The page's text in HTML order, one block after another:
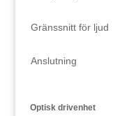
Gränssnitt för ljud
Anslutning
Optisk drivenhet